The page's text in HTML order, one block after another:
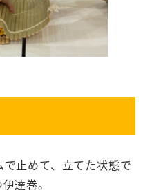
止めて、立てた状態で
達巻。